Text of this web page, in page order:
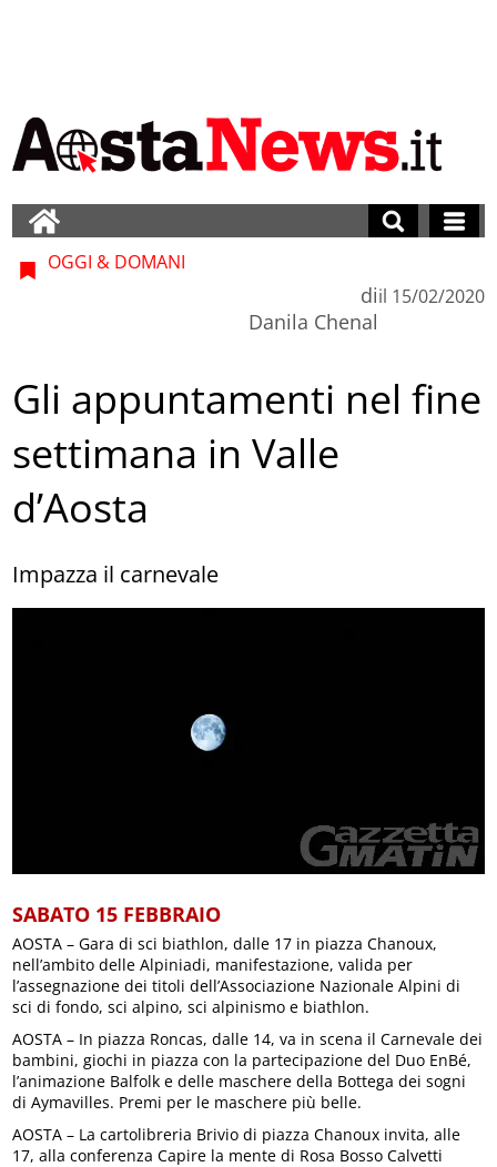
OGGI & DOMANI
di
Danila Chenal
il 15/02/2020
Gli appuntamenti nel fine
settimana in Valle
d’Aosta
Impazza il carnevale
SABATO 15 FEBBRAIO
AOSTA – Gara di sci biathlon, dalle 17 in piazza Chanoux,
nell’ambito delle Alpiniadi, manifestazione, valida per
l’assegnazione dei titoli dell’Associazione Nazionale Alpini di
sci di fondo, sci alpino, sci alpinismo e biathlon.
AOSTA – In piazza Roncas, dalle 14, va in scena il Carnevale dei
bambini, giochi in piazza con la partecipazione del Duo EnBé,
l’animazione Balfolk e delle maschere della Bottega dei sogni
di Aymavilles. Premi per le maschere più belle.
AOSTA – La cartolibreria Brivio di piazza Chanoux invita, alle
17, alla conferenza Capire la mente di Rosa Bosso Calvetti